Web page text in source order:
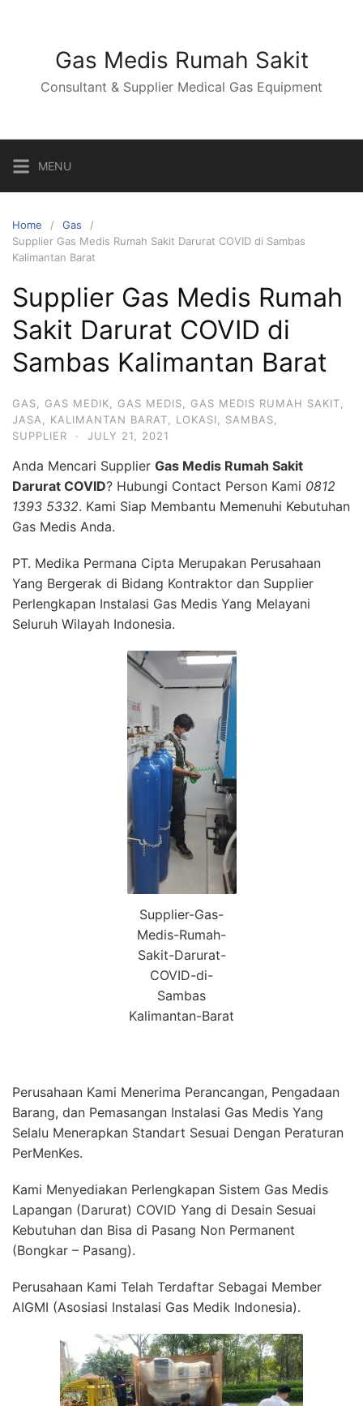
Gas Medis Rumah Sakit
Consultant & Supplier Medical Gas Equipment
MENU
Home
Gas
Supplier Gas Medis Rumah Sakit Darurat COVID di Sambas
Kalimantan Barat
Supplier Gas Medis Rumah
Sakit Darurat COVID di
Sambas Kalimantan Barat
GAS GAS MEDIK GAS MEDIS GAS MEDIS RUMAH SAKIT
JASA
KALIMANTAN BARAT LOKASI SAMBAS
SUPPLIER
· JULY 21, 2021
Anda Mencari Supplier Gas Medis Rumah Sakit
Darurat COVID? Hubungi Contact Person Kami 0812
1393 5332. Kami Siap Membantu Memenuhi Kebutuhan
Gas Medis Anda.
PT. Medika Permana Cipta Merupakan Perusahaan
Yang Bergerak di Bidang Kontraktor dan Supplier
Perlengkapan Instalasi Gas Medis Yang Melayani
Seluruh Wilayah Indonesia.
Supplier-Gas-
Medis-Rumah-
Sakit-Darurat-
COVID-di-
Sambas
Kalimantan-Barat
Perusahaan Kami Menerima Perancangan, Pengadaan
Barang, dan Pemasangan Instalasi Gas Medis Yang
Selalu Menerapkan Standart Sesuai Dengan Peraturan
PerMenKes.
Kami Menyediakan Perlengkapan Sistem Gas Medis
Lapangan (Darurat) COVID Yang di Desain Sesuai
Kebutuhan dan Bisa di Pasang Non Permanent
(Bongkar – Pasang).
Perusahaan Kami Telah Terdaftar Sebagai Member
AIGMI (Asosiasi Instalasi Gas Medik Indonesia).